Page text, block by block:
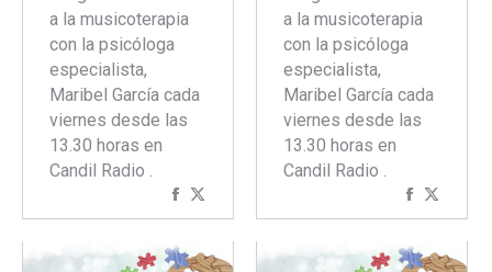
a la musicoterapia
con la psicóloga
especialista,
Maribel García cada
viernes desde las
13.30 horas en
Candil Radio .
Compartir
con
Facebook
con
Twitter
a la musicoterapia
con la psicóloga
especialista,
Maribel García cada
viernes desde las
13.30 horas en
Candil Radio .
Compartir
concon